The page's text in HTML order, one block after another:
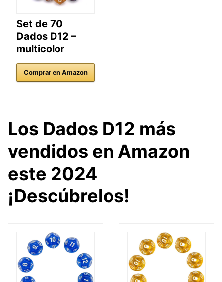
Set de 70
Dados D12 –
multicolor
Comprar en Amazon
Los Dados D12 más
vendidos en Amazon
este 2024
¡Descúbrelos!